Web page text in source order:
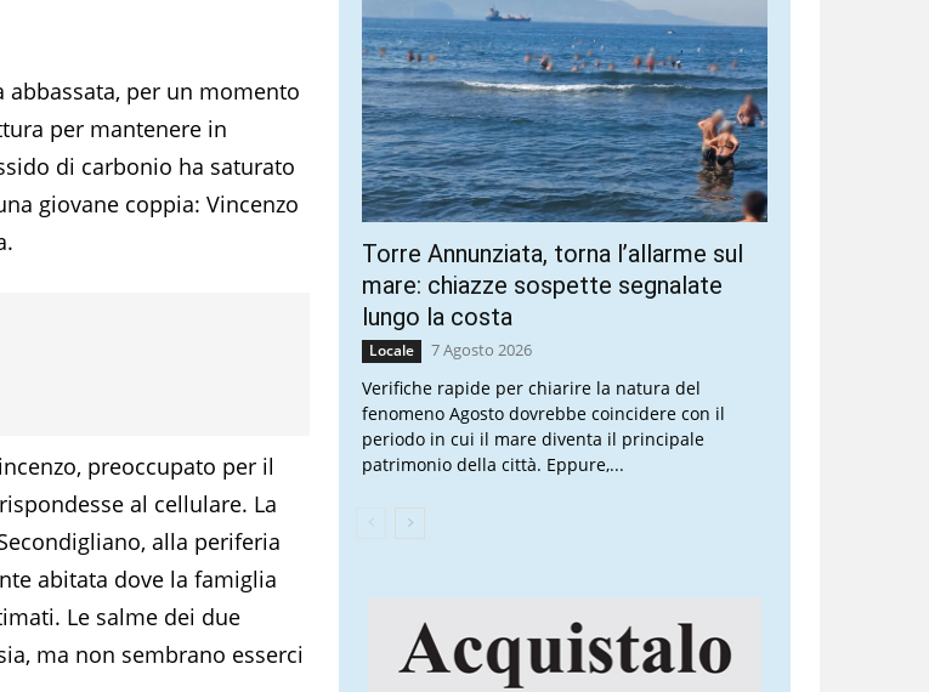
abbassata, per un momento
per mantenere in
di carbonio ha saturato
giovane coppia: Vincenzo
preoccupato per il
al cellulare. La
alla periferia
abitata dove la famiglia
Le salme dei due
ma non sembrano esserci
Torre Annunziata, torna l’allarme sul
mare: chiazze sospette segnalate
lungo la costa
Locale 7 Agosto 2026
Verifiche rapide per chiarire la natura del
fenomeno Agosto dovrebbe coincidere con il
periodo in cui il mare diventa il principale
patrimonio della città. Eppure,...